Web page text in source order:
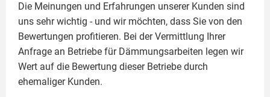
Die Meinungen und Erfahrungen unserer Kunden sind
uns sehr wichtig - und wir möchten, dass Sie von den
Bewertungen profitieren. Bei der Vermittlung Ihrer
Anfrage an Betriebe für Dämmungsarbeiten legen wir
Wert auf die Bewertung dieser Betriebe durch
ehemaliger Kunden.